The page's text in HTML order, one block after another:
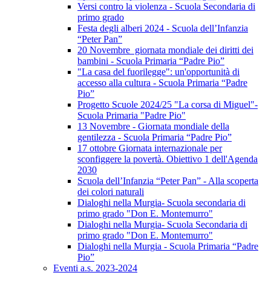
Versi contro la violenza - Scuola Secondaria di
primo grado
Festa degli alberi 2024 - Scuola dell’Infanzia
“Peter Pan”
20 Novembre giornata mondiale dei diritti dei
bambini - Scuola Primaria “Padre Pio”
"La casa del fuorilegge": un'opportunità di
accesso alla cultura - Scuola Primaria “Padre
Pio”
Progetto Scuole 2024/25 "La corsa di Miguel"-
Scuola Primaria "Padre Pio"
13 Novembre - Giornata mondiale della
gentilezza - Scuola Primaria “Padre Pio”
17 ottobre Giornata internazionale per
sconfiggere la povertà. Obiettivo 1 dell'Agenda
2030
Scuola dell’Infanzia “Peter Pan” - Alla scoperta
dei colori naturali
Dialoghi nella Murgia- Scuola secondaria di
primo grado "Don E. Montemurro"
Dialoghi nella Murgia- Scuola Secondaria di
primo grado "Don E. Montemurro"
Dialoghi nella Murgia - Scuola Primaria “Padre
Pio”
Eventi a.s. 2023-2024